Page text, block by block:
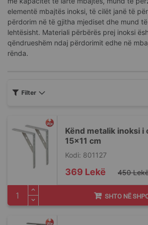
elementë mbajtës inoksi, të cilët janë të
përdorim në të gjitha mjediset dhe mund
lehtësisht. Materiali përbërës prej inoksi
qëndrueshëm ndaj përdorimit edhe në
rënda.
Kënd metalik inoksi i
15x11 cm
Kodi: 801127
Special
Price
369 Lekë 450
SHTO NË
Filter